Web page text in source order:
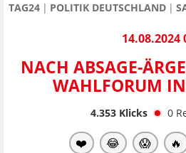
TAG24 POLITIK DEUTSCHLAND
14.08.2024
NACH ABSAGE-
WAHLFORUM
4.353Klicks 0
❤️ 😂 😱 🔥